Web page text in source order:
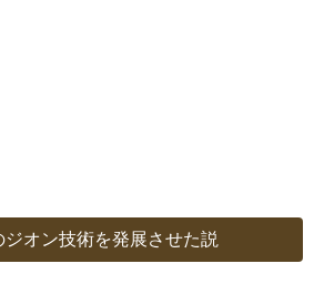
オン技術を発展させた説